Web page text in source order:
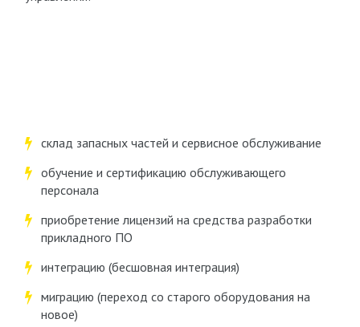
склад запасных частей и сервисное обслуживание
обучение и сертификацию обслуживающего
персонала
приобретение лицензий на средства разработки
прикладного ПО
интеграцию (бесшовная интеграция)
миграцию (переход со старого оборудования на
новое)